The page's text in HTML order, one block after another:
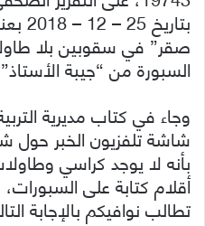
صقر” في سقوبين بلا
السبورة من “جيبة
وجاء في كتاب مديرية
شاشة تلفزيون الخبر
بأنه لا يوجد كراسي
أقلام كتابة على
تطالب نوافيكم بالإجابة